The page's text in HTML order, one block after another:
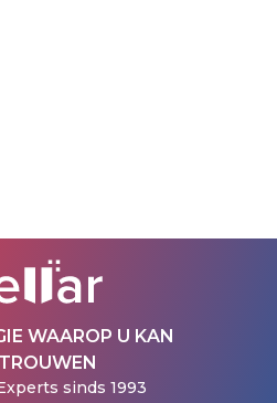
WAAROP U KAN
sinds 1993